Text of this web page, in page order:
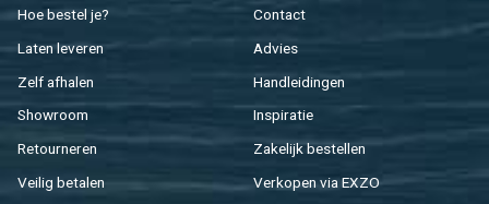
Hoe be­stel je?
Laten le­ve­ren
Zelf af­ha­len
Show­room
Re­tour­ne­ren
Vei­lig be­ta­len
Con­tact
Ad­vies
Hand­lei­din­gen
In­spi­ra­tie
Za­ke­lijk be­stel­len
Ver­ko­pen via EXZO